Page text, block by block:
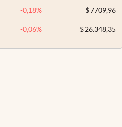
-0,18% $7709,96
-0,06% $26.348,35